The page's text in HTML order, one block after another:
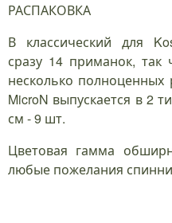
РАСПАКОВКА
В классический для
сразу 14 приманок, так
несколько
MicroN выпускается в 2
см - 9 шт.
Цветовая гамма
любые пожелания